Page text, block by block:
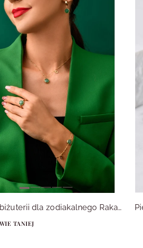
Zestaw biżuterii dla zodiakalnego Raka z kamieniem Awenturyn
TANIEJ